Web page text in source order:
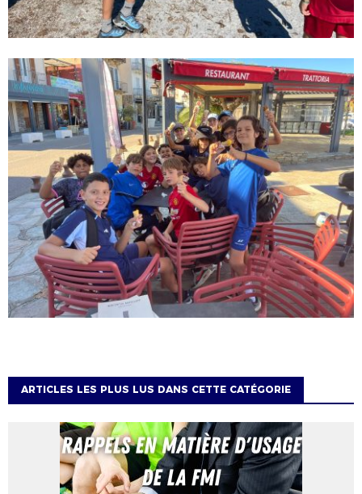
ARTICLES LES PLUS LUS DANS CETTE CATÉGORIE